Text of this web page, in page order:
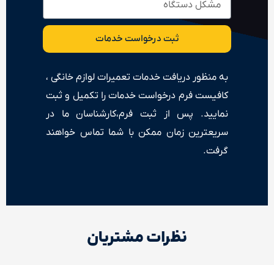
به منظور دریافت خدمات تعمیرات لوازم خانگی ،
کافیست فرم درخواست خدمات را تکمیل و ثبت
نمایید. پس از ثبت فرم،کارشناسان ما در
سریعترین زمان ممکن با شما تماس خواهند
گرفت.
ثبت درخواست خدمات
نظرات مشتریان